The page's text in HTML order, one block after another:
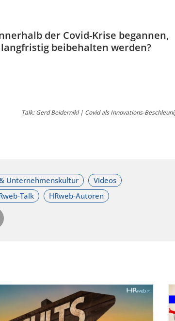
der Covid-Krise begannen,
beibehalten werden?
Talk: Gerd Beidernikl | Covid als Innovations-